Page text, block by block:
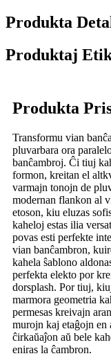
Produkta
Produktaj
Produkta
Transformu vian
pluvarbara ora
banĉambroj. Ĉi tiuj
formon, kreitan el
varmajn tonojn de
modernan flankon al
etoson, kiu eluzas
kaheloj estas ilia
povas esti perfekte
vian banĉambron,
kahela ŝablono
perfekta elekto por
dorsplash. Por tiuj,
marmora geometria
permesas kreivajn
murojn kaj etaĝojn en
ĉirkaŭaĵon aŭ bele
eniras la ĉambron.